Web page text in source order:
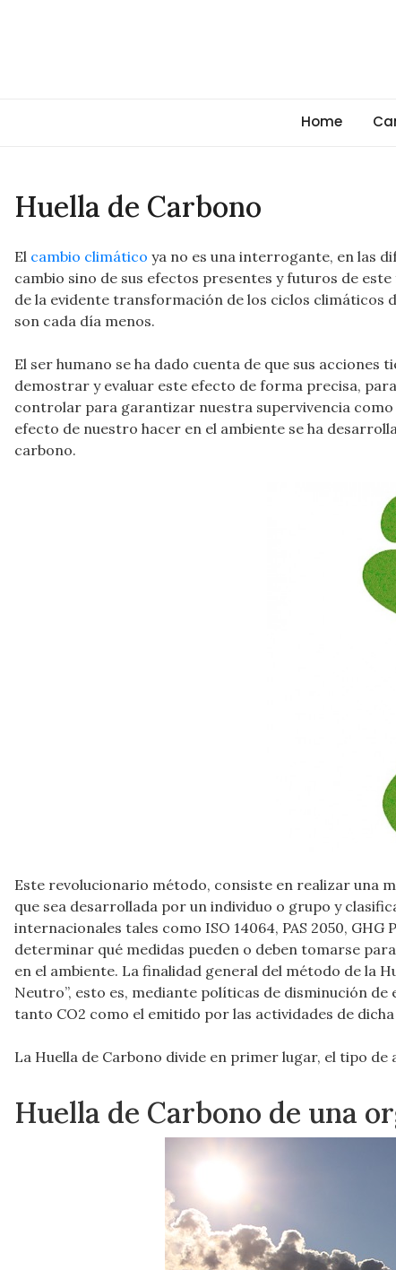
Cambio ClimáticoHome
Huella de Carbono
El cambio climático ya no es una interrogante, en las
cambio sino de sus efectos presentes y futuros de
de la evidente transformación de los ciclos climáticos
son cada día menos.
El ser humano se ha dado cuenta de que sus acciones
demostrar y evaluar este efecto de forma precisa,
controlar para garantizar nuestra supervivencia como
efecto de nuestro hacer en el ambiente se ha
carbono.
Este revolucionario método, consiste en realizar una
que sea desarrollada por un individuo o grupo y
internacionales tales como ISO 14064, PAS 2050,
determinar qué medidas pueden o deben tomarse
en el ambiente. La finalidad general del método de la
Neutro”, esto es, mediante políticas de disminución
tanto CO2 como el emitido por las actividades de
La Huella de Carbono divide en primer lugar, el tipo de
Huella de Carbono de una